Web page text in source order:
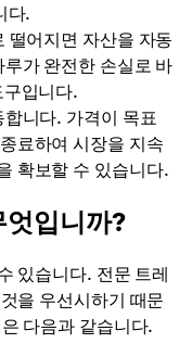
다.
떨어지면 자산을 자동
가 완전한 손실로 바
입니다.
니다. 가격이 목표
료하여 시장을 지속
확보할 수 있습니다.
엇입니까?
있습니다. 전문 트레
을 우선시하기 때문
다음과 같습니다.